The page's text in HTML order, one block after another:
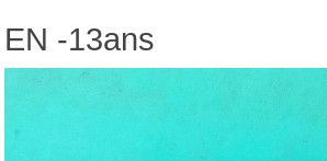
EN -13ans